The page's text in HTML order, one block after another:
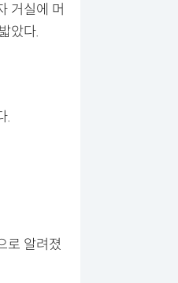
거실에 머
았다.
.
로 알려졌